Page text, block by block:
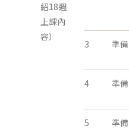
紹18週
上課內
容）
3 準備
4 準備
5 準備